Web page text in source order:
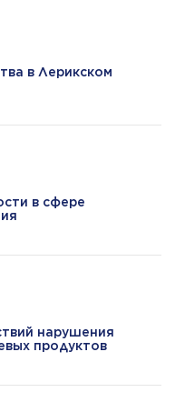
в Лерикском
в сфере
нарушения
продуктов